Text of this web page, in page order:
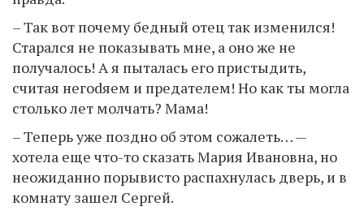
– Так вот почему бедный отец так изменился!
Старался не показывать мне, а оно же не
получалось! А я пыталась его пристыдить,
считая негоdяем и предателем! Но как ты могла
столько лет молчать? Мама!
– Теперь уже поздно об этом сожалеть… —
хотела еще что-то сказать Мария Ивановна, но
неожиданно порывисто распахнулась дверь, и в
комнату зашел Сергей.